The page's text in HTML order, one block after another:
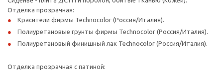
Отделка прозрачная:
Красители фирмы Technocolor (Россия/Италия).
Полиуретановые грунты фирмы Technocolor (Россия/Италия).
Полиуретановый финишный лак Technocolor (Россия/Италия).
Отделка прозрачная с патиной: